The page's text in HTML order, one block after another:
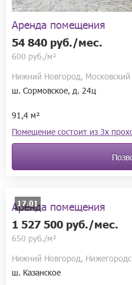
Аренда помещения
54 840 руб./мес.
600 руб./м²
Нижний Новгород, Московский
ш. Сормовское, д. 24ц
91,4 м²
Помещение состоит из 3х
17.01
Аренда помещения
1 527 500 руб./мес.
650 руб./м²
Нижний Новгород,
ш. Казанское